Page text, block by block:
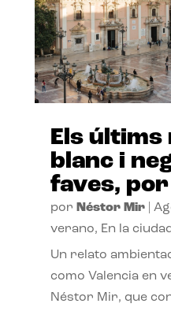
Els últims
blanc i
faves,
por Néstor Mir|
verano, En la ciudad
Un relato
como Valencia en
Néstor Mir, que